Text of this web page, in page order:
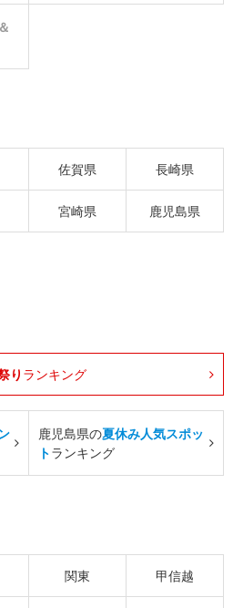
佐賀県 長崎県
宮崎県 鹿児島県
り ランキング
鹿児島県の夏休み人気スポッ
トランキング
関東 甲信越